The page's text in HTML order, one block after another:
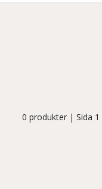
0 produkter | Sida